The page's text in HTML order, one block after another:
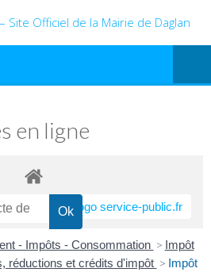
en ligne
- Impôts - Consommation > Impôt
réductions et crédits d'impôt > Impôt